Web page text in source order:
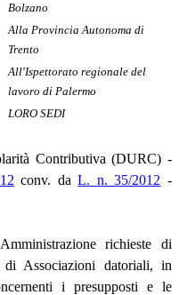
Bolzano
Alla Provincia Autonoma di
Trento
All'Ispettorato regionale del
lavoro di Palermo
LORO SEDI
Contributiva (DURC) -
conv. daL. n. 35/2012 -
richieste di
Associazioni datoriali, in
i presupposti e le